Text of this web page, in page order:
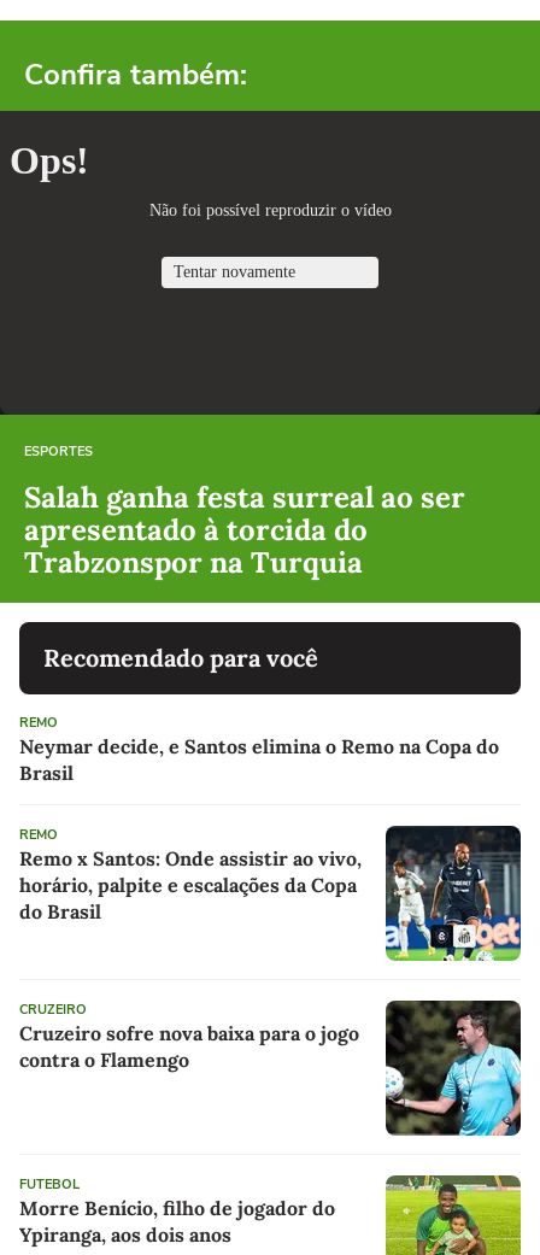
Confira também:
ESPORTES
Salah ganha festa surreal ao ser
apresentado à torcida do
Trabzonspor na Turquia
Recomendado para você
REMO
Neymar decide, e Santos elimina o Remo na Copa do
Brasil
REMO
Remo x Santos: Onde assistir ao vivo,
horário, palpite e escalações da Copa
do Brasil
CRUZEIRO
Cruzeiro sofre nova baixa para o jogo
contra o Flamengo
FUTEBOL
Morre Benício, filho de jogador do
Ypiranga, aos dois anos